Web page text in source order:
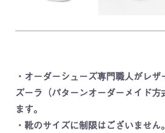
・オーダーシューズ専門職人がレザ
ズーラ（パターンオーダーメイド方
ます。
・靴のサイズに制限はございませ